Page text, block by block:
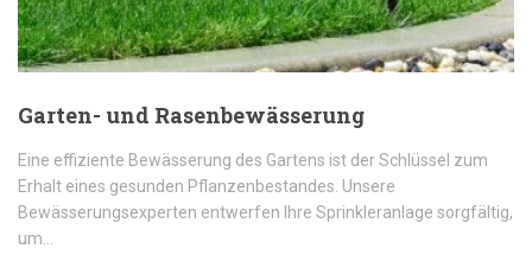
Garten- und Rasenbewässerung
Eine effiziente Bewässerung des Gartens ist der Schlüssel zum
Erhalt eines gesunden Pflanzenbestandes. Unsere
Bewässerungsexperten entwerfen Ihre Sprinkleranlage sorgfältig,
um…